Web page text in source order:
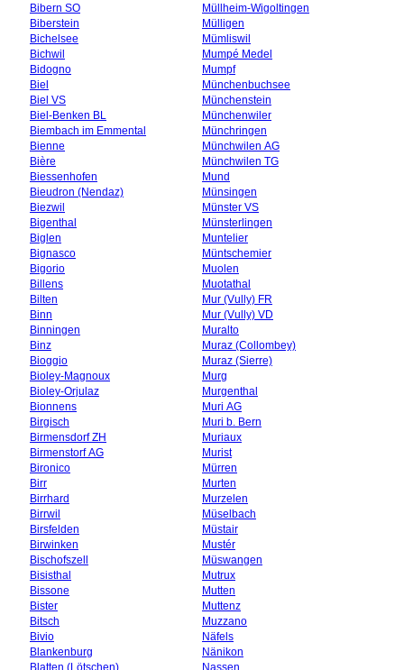
Bibern SO
Biberstein
Bichelsee
Bichwil
Bidogno
Biel
Biel VS
Biel-Benken BL
Biembach im Emmental
Bienne
Bière
Biessenhofen
Bieudron (Nendaz)
Biezwil
Bigenthal
Biglen
Bignasco
Bigorio
Billens
Bilten
Binn
Binningen
Binz
Bioggio
Bioley-Magnoux
Bioley-Orjulaz
Bionnens
Birgisch
Birmensdorf ZH
Birmenstorf AG
Bironico
Birr
Birrhard
Birrwil
Birsfelden
Birwinken
Bischofszell
Bisisthal
Bissone
Bister
Bitsch
Bivio
Blankenburg
Blatten (Lötschen)
Müllheim-Wigoltingen
Mülligen
Mümliswil
Mumpé Medel
Mumpf
Münchenbuchsee
Münchenstein
Münchenwiler
Münchringen
Münchwilen AG
Münchwilen TG
Mund
Münsingen
Münster VS
Münsterlingen
Muntelier
Müntschemier
Muolen
Muotathal
Mur (Vully) FR
Mur (Vully) VD
Muralto
Muraz (Collombey)
Muraz (Sierre)
Murg
Murgenthal
Muri AG
Muri b. Bern
Muriaux
Murist
Mürren
Murten
Murzelen
Müselbach
Müstair
Mustér
Müswangen
Mutrux
Mutten
Muttenz
Muzzano
Näfels
Nänikon
Nassen